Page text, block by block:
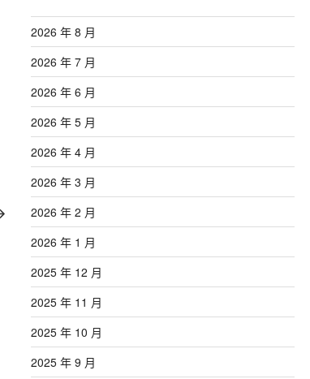
2026 年 8 月
2026 年 7 月
2026 年 6 月
2026 年 5 月
2026 年 4 月
2026 年 3 月
2026 年 2 月
2026 年 1 月
2025 年 12 月
2025 年 11 月
2025 年 10 月
2025 年 9 月